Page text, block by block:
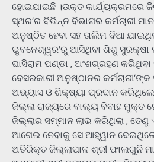
ହୋଇଯାଇଛି ।ଉକ୍ତ କାର୍ଯ୍ୟକ୍ରମରେ
ସ୍ଥର’ର ବିଭିନ୍ନ ବିଭାଗର କର୍ମଚାରୀ
ଅନୁଷ୍ଠିତ ହେବା ସହ ତାଲିମ ଦିଆ
ଭୁବନେଶ୍ୱର’ରୁ ଆସିଥିବା ଶିଶୁ ସୁରକ୍ଷା
ଘାସିରାମ ପଣ୍ଡା , ଅଂଶଗ୍ରହଣ
ବେସରକାରୀ ଅନୁଷ୍ଠାନର
ଅଭ୍ୟାସ ଓ ଶିକ୍ଷ୍ୟା ପ୍ରଦାନ
ଜିଲ୍ଲା ରାଜ୍ୟରେ ବାଲ୍ୟ ବିବାହ ମୁକ୍ତ
ଜିଲ୍ଲାର ସମ୍ମାନ ଲାଭ କରିଥିଲା ,
ଆଗେଇ ନେବାକୁ ସେ ଆହ୍ୱାନ
ଅତିରିକ୍ତ ଜିଲ୍ଲାପାଳ ଶ୍ରୀ ଫାଲଗୁନି